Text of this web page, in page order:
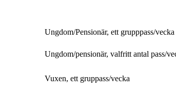
Ungdom/Pensionär, ett grupppass/vecka
Ungdom/pensionär, valfritt antal pass/
Vuxen, ett gruppass/vecka